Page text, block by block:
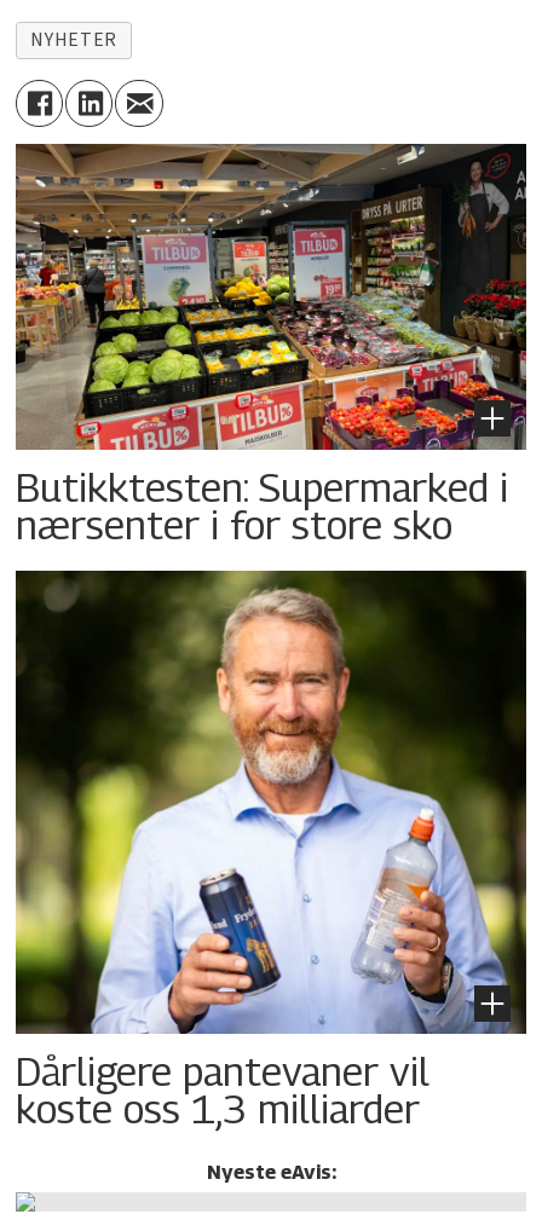
NYHETER
Butikktesten: Supermarked i
nærsenter i for store sko
Dårligere pantevaner vil
koste oss 1,3 milliarder
Nyeste eAvis: